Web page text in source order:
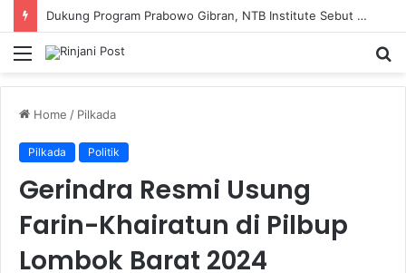
Dukung Program Prabowo Gibran, NTB Institute Sebut MBG dan Kopdes Solusi Percepatan Pembangunan Daerah 3T
Menu
Home / Pilkada
Pilkada Politik
Gerindra Resmi Usung
Farin-Khairatun di Pilbup
Lombok Barat 2024